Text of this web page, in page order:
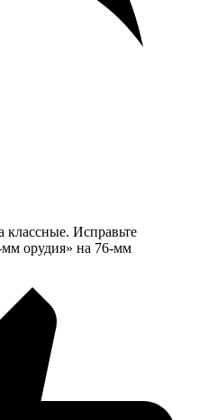
классные. Исправьте
орудия» на 76-мм